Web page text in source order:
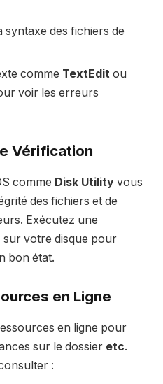
syntaxe des fichiers de
comme TextEdit ou
voir les erreurs
Vérification
comme Disk Utility vous
des fichiers et de
Exécutez une
sur votre disque pour
bon état.
en Ligne
en ligne pour
sur le dossier etc.
: